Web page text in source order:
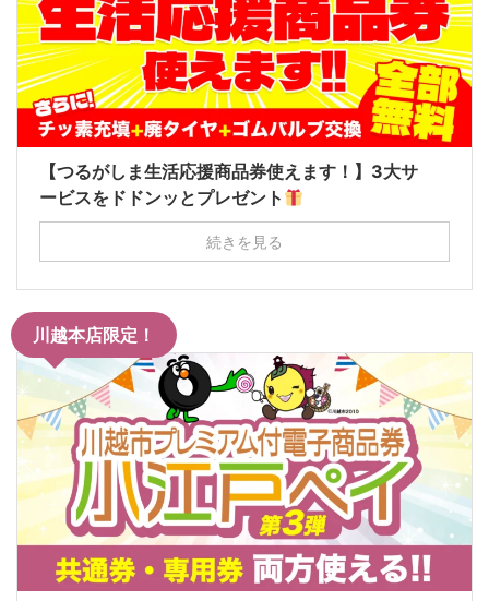
【つるがしま生活応援商品券使えます！】3大サ
ービスをドドンッとプレゼント
続きを見る
川越本店限定！